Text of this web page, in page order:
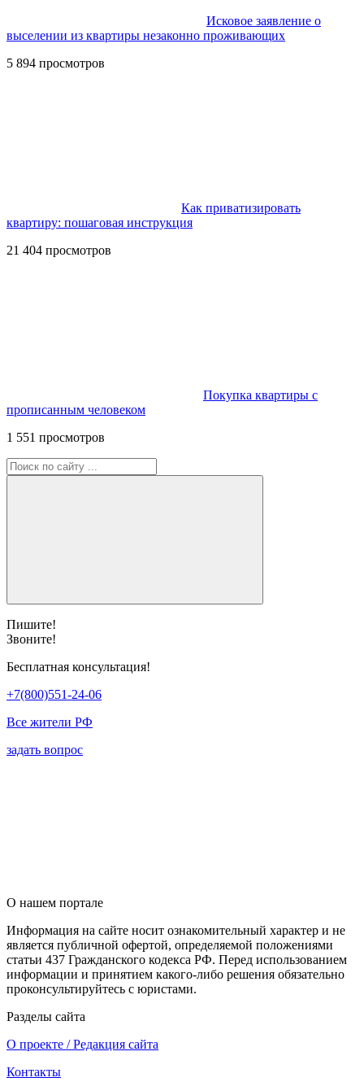
Исковое заявление о
выселении из квартиры незаконно проживающих
5 894 просмотров
Как приватизировать
квартиру: пошаговая инструкция
21 404 просмотров
Покупка квартиры с
прописанным человеком
1 551 просмотров
Пишите!
Звоните!
Бесплатная консультация!
+7(800)551-24-06
Все жители РФ
задать вопрос
О нашем портале
Информация на сайте носит ознакомительный характер и не
является публичной офертой, определяемой положениями
статьи 437 Гражданского кодекса РФ. Перед использованием
информации и принятием какого-либо решения обязательно
проконсультируйтесь с юристами.
Разделы сайта
О проекте / Редакция сайта
Контакты